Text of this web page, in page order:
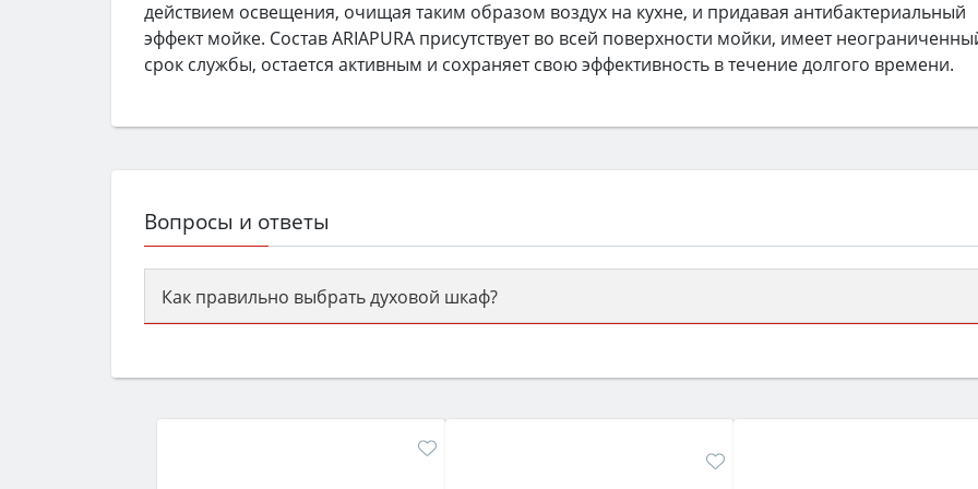
действием освещения, очищая таким образом воздух на кухне, и придавая антибактериальный
эффект мойке. Состав ARIAPURA присутствует во всей поверхности мойки, имеет
срок службы, остается активным и сохраняет свою эффективность в течение долгого времени.
Вопросы и ответы
Как правильно выбрать духовой шкаф?
семьи, класс энергопотребления не ниже A и нужные функции (конвекция, гриль,